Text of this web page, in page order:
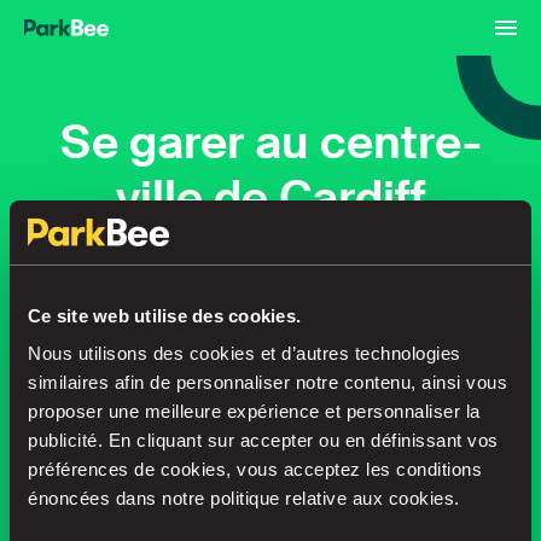
Ce site web utilise des cookies.
Nous utilisons des cookies et d’autres technologies
similaires afin de personnaliser notre contenu, ainsi vous
proposer une meilleure expérience et personnaliser la
publicité. En cliquant sur accepter ou en définissant vos
préférences de cookies, vous acceptez les conditions
énoncées dans notre politique relative aux cookies.
Se garer au centre-
ville de Cardiff
Trouvez votre place en un rien de
temps